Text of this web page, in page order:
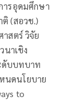
ารอุดมศึกษา
(สอวช.)
สตร์ วิจัย
นาเชิง
ดับบทบาท
นดนโยบาย
to